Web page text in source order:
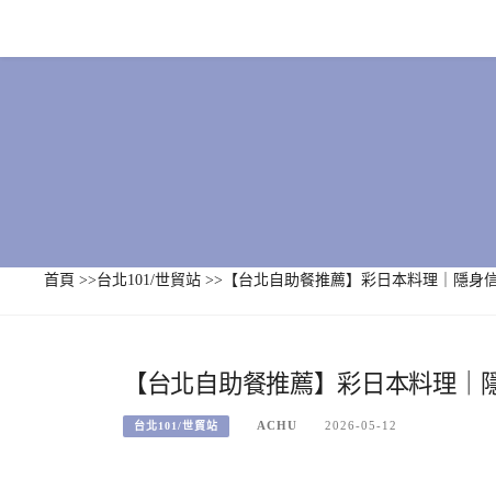
content
首頁 >>台北101/世貿站 >> 【台北自助餐推薦】彩日本料理｜隱
【台北自助餐推薦】彩日本料理
台北101/世貿站 ACHU 2026-05-12